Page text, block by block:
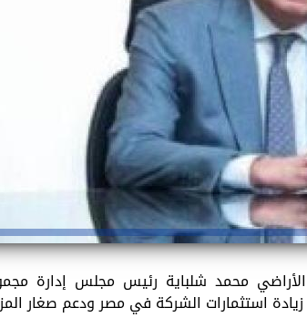
الأراضي محمد شلباية رئيس مجلس إدارة
استثمارات الشركة في مصر ودعم صغار